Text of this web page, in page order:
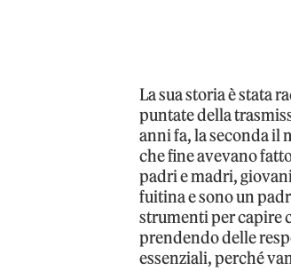
La sua storia è stata
puntate della
anni fa, la seconda il
che fine avevano
padri e madri,
fuitina e sono un
strumenti per capire
prendendo delle
essenziali, perché